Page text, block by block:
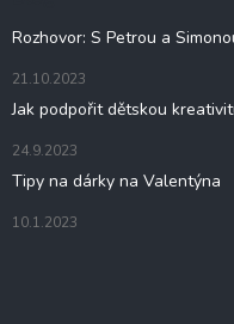
Rozhovor: S Petrou a
21.10.2023
Jak podpořit dětskou
24.9.2023
Tipy na dárky na Valentýna
10.1.2023